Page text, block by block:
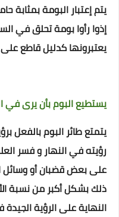
يتم إعتبار البومة
إذوا رأوا بومة تحلق في
يعتبرونها كدليل قاطع
يستطيع البوم بأن يرى
يتمتع طائر البوم
رؤيته في النهارو فسر
على بعض قضبان أو وسائل
ذلك بشكل أكبر من نسبة
النهاية على الرؤية الجيدة